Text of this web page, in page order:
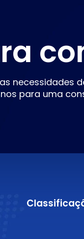
necessidades
para uma